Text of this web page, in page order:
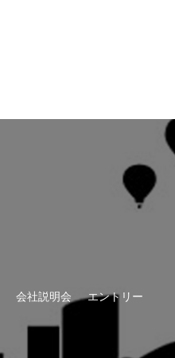
会社説明会 エントリー